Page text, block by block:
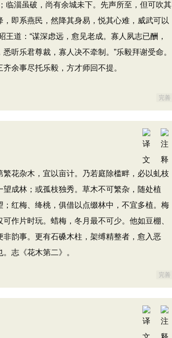
淄虽破，尚有余城未下。先声所至，但可吹其
即系燕民，然降其身易，悦其心难，威武可以
道：“谋深虑远，愈见老成。寡人夙志已酬，
听乐君尊裁，寡人决不牵制。”乐毅拜谢受命。
余事尽托乐毅，方才师回不提。
完善
杂木，宜以亩计。乃若庭除槛畔，必以虬枝
成林；或孤枝独秀。草木不可繁杂，随处植
红梅、绛桃，俱借以点缀林中，不宜多植。梅
作片时玩。蜡梅，冬月最不可少。他如豆棚、
韵事。更有石磉木柱，架缚精整者，愈入恶
志《花木第二》。
完善